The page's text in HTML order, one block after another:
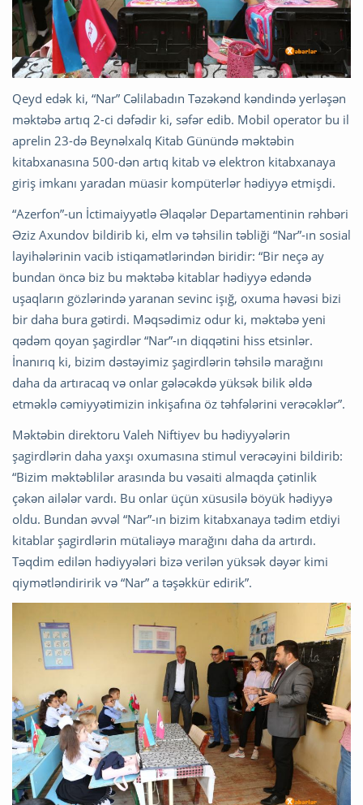
Qeyd edək ki, “Nar” Cəlilabadın Təzəkənd kəndində yerləşən
məktəbə artıq 2-ci dəfədir ki, səfər edib. Mobil operator bu il
aprelin 23-də Beynəlxalq Kitab Günündə məktəbin
kitabxanasına 500-dən artıq kitab və elektron kitabxanaya
giriş imkanı yaradan müasir kompüterlər hədiyyə etmişdi.
“Azerfon”-un İctimaiyyətlə Əlaqələr Departamentinin rəhbəri
Əziz Axundov bildirib ki, elm və təhsilin təbliği “Nar”-ın sosial
layihələrinin vacib istiqamətlərindən biridir: “Bir neçə ay
bundan öncə biz bu məktəbə kitablar hədiyyə edəndə
uşaqların gözlərində yaranan sevinc işığ, oxuma həvəsi bizi
bir daha bura gətirdi. Məqsədimiz odur ki, məktəbə yeni
qədəm qoyan şagirdlər “Nar”-ın diqqətini hiss etsinlər.
İnanırıq ki, bizim dəstəyimiz şagirdlərin təhsilə marağını
daha da artıracaq və onlar gələcəkdə yüksək bilik əldə
etməklə cəmiyyətimizin inkişafına öz təhfələrini verəcəklər”.
Məktəbin direktoru Valeh Niftiyev bu hədiyyələrin
şagirdlərin daha yaxşı oxumasına stimul verəcəyini bildirib:
“Bizim məktəblilər arasında bu vəsaiti almaqda çətinlik
çəkən ailələr vardı. Bu onlar üçün xüsusilə böyük hədiyyə
oldu. Bundan əvvəl “Nar”-ın bizim kitabxanaya tədim etdiyi
kitablar şagirdlərin mütaliəyə marağını daha da artırdı.
Təqdim edilən hədiyyələri bizə verilən yüksək dəyər kimi
qiymətləndiririk və “Nar” a təşəkkür edirik”.